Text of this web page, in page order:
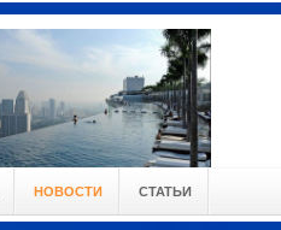
НОВОСТИ СТАТЬИ